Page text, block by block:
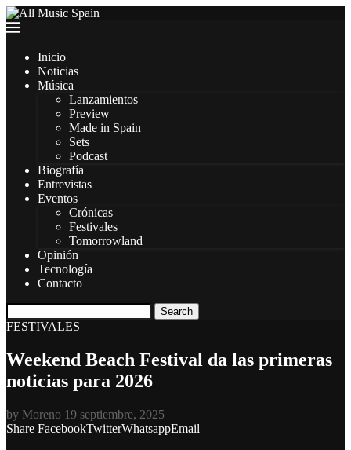
Inicio
Noticias
Música
Lanzamientos
Preview
Made in Spain
Sets
Podcast
Biografía
Entrevistas
Eventos
Crónicas
Festivales
Tomorrowland
Opinión
Tecnología
Contacto
Search
FESTIVALES
Weekend Beach Festival da las primeras
noticias para 2026
by Moreno 19 septiembre, 2025
Share FacebookTwitterWhatsappEmail